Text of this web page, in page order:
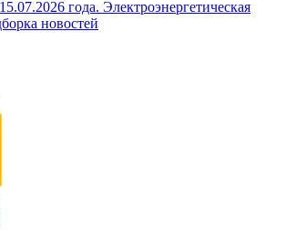
года. Электроэнергетическая
новостей